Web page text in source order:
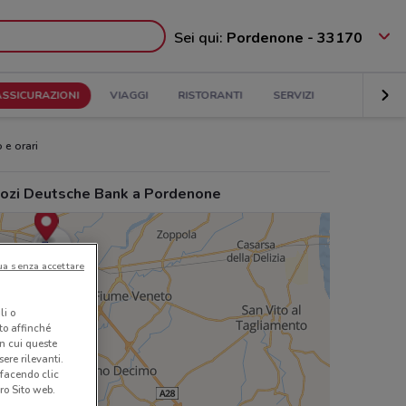
Sei qui: Pordenone - 33170
VIAGGI RISTORANTI SERVIZI
e orari
Deutsche Bank a Pordenone
o
affinché
cui queste
rilevanti.
clic
Sito web.
senza accettare